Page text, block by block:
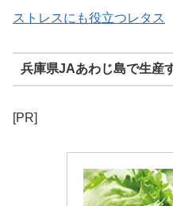
ストレスにも役立つレタス
兵庫県JAあわじ島で生産
[PR]